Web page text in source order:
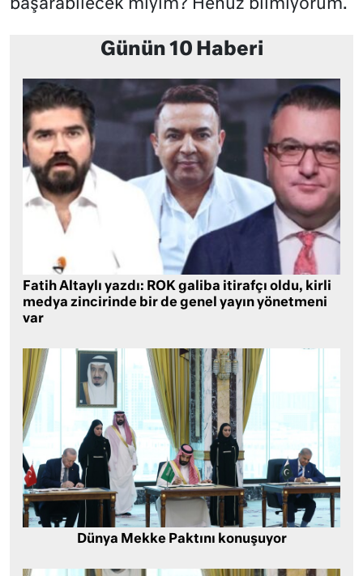
başarabilecek miyim? Henüz bilmiyorum.
Günün 10 Haberi
Fatih Altaylı yazdı: ROK galiba itirafçı oldu, kirli
medya zincirinde bir de genel yayın yönetmeni
var
Dünya Mekke Paktını konuşuyor